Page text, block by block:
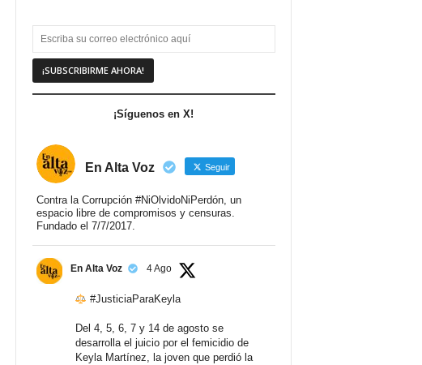
¡Síguenos en X!
En Alta Voz Seguir
Contra la Corrupción #NiOlvidoNiPerdón, un
espacio libre de compromisos y censuras.
Fundado el 7/7/2017.
En Alta Voz 4 Ago
#JusticiaParaKeyla
Del 4, 5, 6, 7 y 14 de agosto se
desarrolla el juicio por el femicidio de
Keyla Martínez, la joven que perdió la